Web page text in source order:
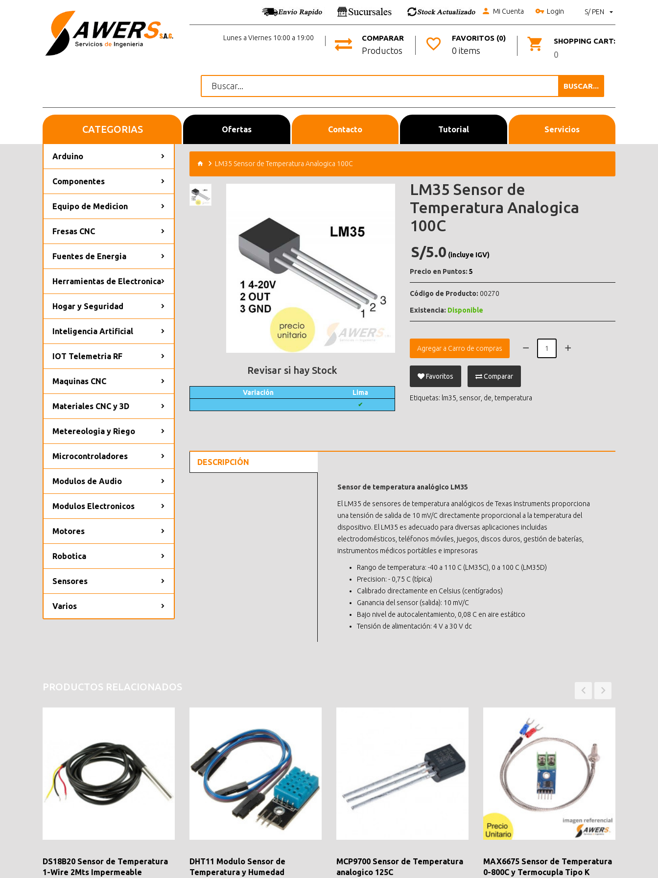
S/ PEN
Mi Cuenta Login
SHOPPING CART:
0
FAVORITOS (0)
0 items
COMPARAR
Productos
Lunes a Viernes 10:00 a 19:00
BUSCAR...
Inicio Ofertas Contacto Tutorial Servicios
CATEGORIAS
Arduino
Componentes
Equipo de Medicion
Fresas CNC
Fuentes de Energia
Herramientas de Electronica
Hogar y Seguridad
Inteligencia Artificial
IOT Telemetria RF
Maquinas CNC
Materiales CNC y 3D
Metereologia y Riego
Microcontroladores
Modulos de Audio
Modulos Electronicos
Motores
Robotica
Sensores
Varios
LM35 Sensor de Temperatura Analogica 100C
Revisar si hay Stock
Variación Lima
✔
LM35 Sensor de
Temperatura Analogica
100C
S/5.0 (incluye IGV)
Precio en Puntos: 5
Código de Producto: 00270
Existencia: Disponible
Agregar a Carro de compras
Favoritos Comparar
Etiquetas: lm35 sensor de temperatura
DESCRIPCIÓN
Sensor de temperatura analógico LM35
El LM35 de sensores de temperatura analógicos de Texas Instruments proporciona
una tensión de salida de 10 mV/C directamente proporcional a la temperatura del
dispositivo. El LM35 es adecuado para diversas aplicaciones incluidas
electrodomésticos, teléfonos móviles, juegos, discos duros, gestión de baterías,
instrumentos médicos portátiles e impresoras
Rango de temperatura: -40 a 110 C (LM35C), 0 a 100 C (LM35D)
Precision: - 0,75 C (típica)
Calibrado directamente en Celsius (centígrados)
Ganancia del sensor (salida): 10 mV/C
Bajo nivel de autocalentamiento, 0,08 C en aire estático
Tensión de alimentación: 4 V a 30 V dc
PRODUCTOS RELACIONADOS
DS18B20 Sensor de Temperatura
1-Wire 2Mts Impermeable
DHT11 Modulo Sensor de
Temperatura y Humedad
MCP9700 Sensor de Temperatura
analogico 125C
MAX6675 Sensor de Temperatura
0-800C y Termocupla Tipo K